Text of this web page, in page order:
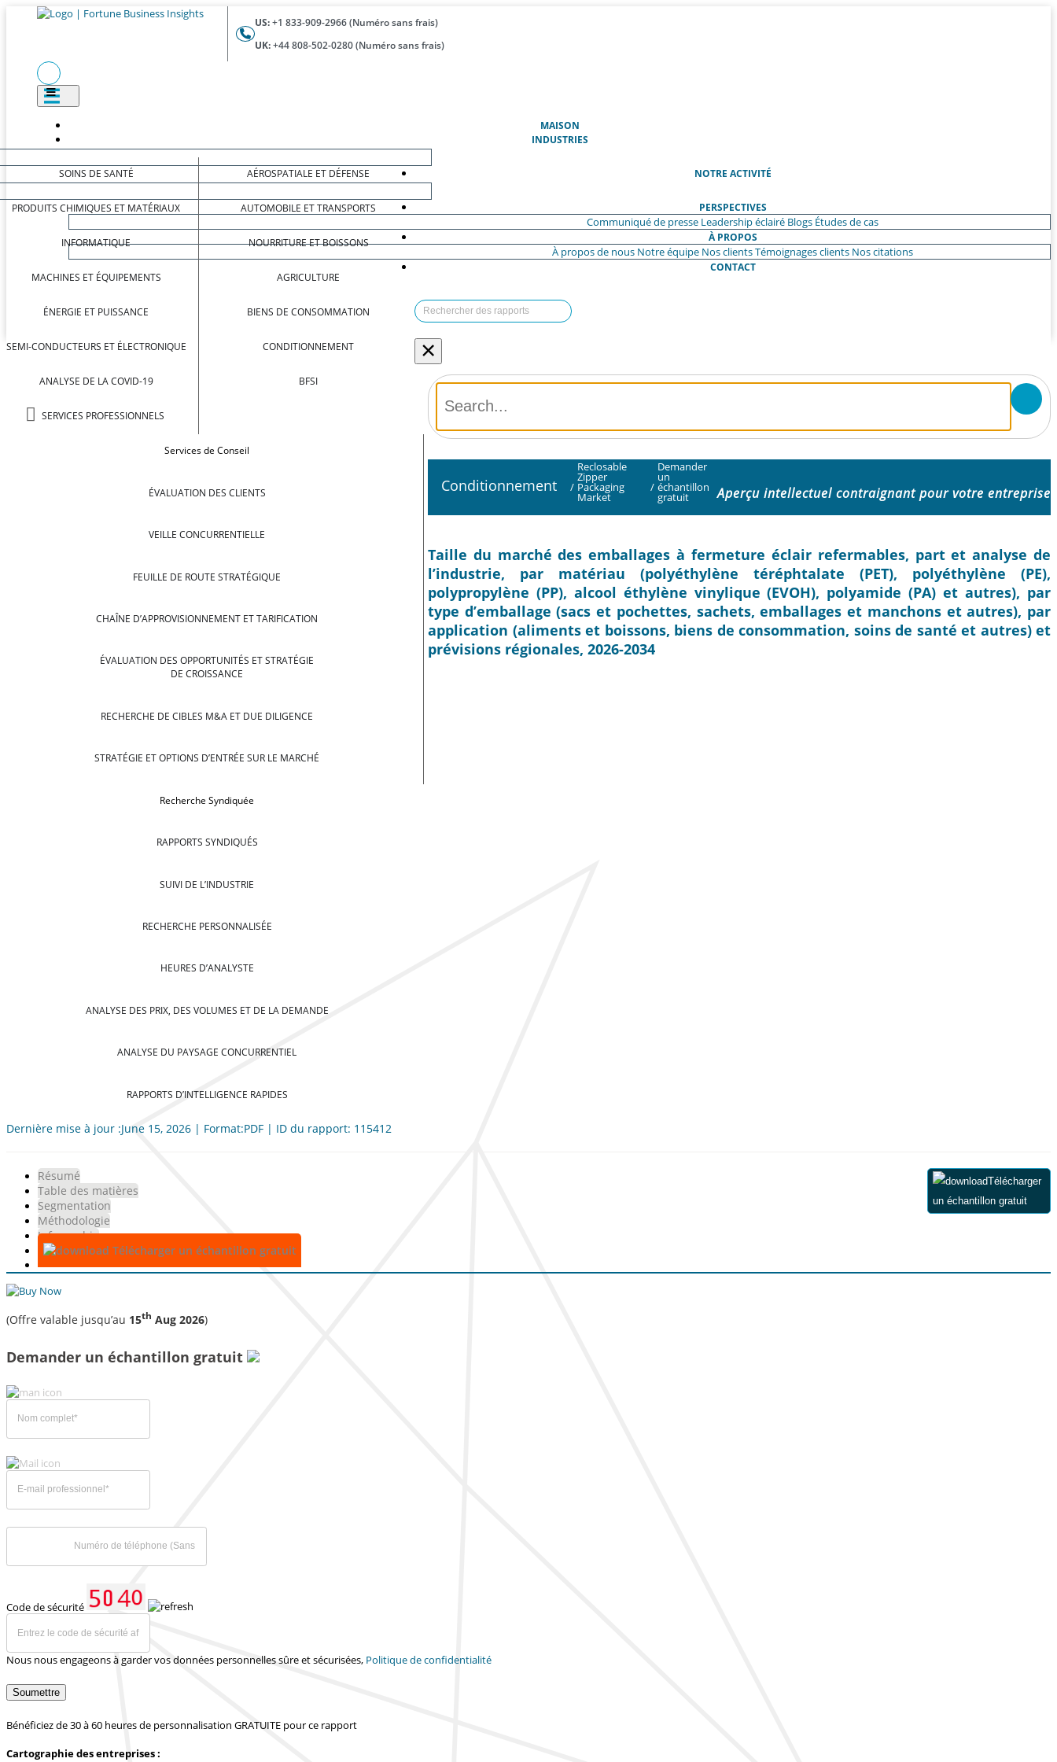
US:+1 833-909-2966 (Numéro sans frais)
UK:+44 808-502-0280 (Numéro sans frais)
MAISON(ACTUEL)
INDUSTRIES
SOINS DE SANTÉ
PRODUITS CHIMIQUES ET MATÉRIAUX
INFORMATIQUE
MACHINES ET ÉQUIPEMENTS
ÉNERGIE ET PUISSANCE
SEMI-CONDUCTEURS ET ÉLECTRONIQUE
ANALYSE DE LA COVID-19
SERVICES PROFESSIONNELS
AÉROSPATIALE ET DÉFENSE
AUTOMOBILE ET TRANSPORTS
NOURRITURE ET BOISSONS
AGRICULTURE
BIENS DE CONSOMMATION
CONDITIONNEMENT
BFSI
NOTRE ACTIVITÉ
Services de Conseil
ÉVALUATION DES CLIENTS
VEILLE CONCURRENTIELLE
FEUILLE DE ROUTE STRATÉGIQUE
CHAÎNE D’APPROVISIONNEMENT ET TARIFICATION
ÉVALUATION DES OPPORTUNITÉS ET STRATÉGIE
DE CROISSANCE
RECHERCHE DE CIBLES M&A ET DUE DILIGENCE
STRATÉGIE ET OPTIONS D’ENTRÉE SUR LE MARCHÉ
Recherche Syndiquée
RAPPORTS SYNDIQUÉS
SUIVI DE L’INDUSTRIE
RECHERCHE PERSONNALISÉE
HEURES D’ANALYSTE
ANALYSE DES PRIX, DES VOLUMES ET DE LA DEMANDE
ANALYSE DU PAYSAGE CONCURRENTIEL
RAPPORTS D’INTELLIGENCE RAPIDES
PERSPECTIVES
Communiqué de presse Leadership éclairé Blogs Études de cas
À PROPOS
À propos de nous Notre équipe Nos clientsTémoignages clients Nos citations
CONTACT
×
Conditionnement /
Reclosable
Zipper
Packaging
Market
/
Demander
un
échantillon
gratuit Aperçu intellectuel contraignant pour votre entreprise
Taille du marché des emballages à fermeture éclair refermables, part et analyse de
l’industrie, par matériau (polyéthylène téréphtalate (PET), polyéthylène (PE),
polypropylène (PP), alcool éthylène vinylique (EVOH), polyamide (PA) et autres), par
type d’emballage (sacs et pochettes, sachets, emballages et manchons et autres), par
application (aliments et boissons, biens de consommation, soins de santé et autres) et
prévisions régionales, 2026-2034
Dernière mise à jour :June 15, 2026 | Format:PDF | ID du rapport: 115412
Résumé
Table des matières
Segmentation
Méthodologie
Infographie
Télécharger un échantillon gratuit
Télécharger
un échantillon gratuit
(Offre valable jusqu’au 15th Aug 2026)
Demander un échantillon gratuit
Code de sécurité
Nous nous engageons à garder vos données personnelles sûre et sécurisées, Politique de confidentialité
Soumettre
Bénéficiez de 30 à 60 heures de personnalisation GRATUITE pour ce rapport
Cartographie des entreprises :